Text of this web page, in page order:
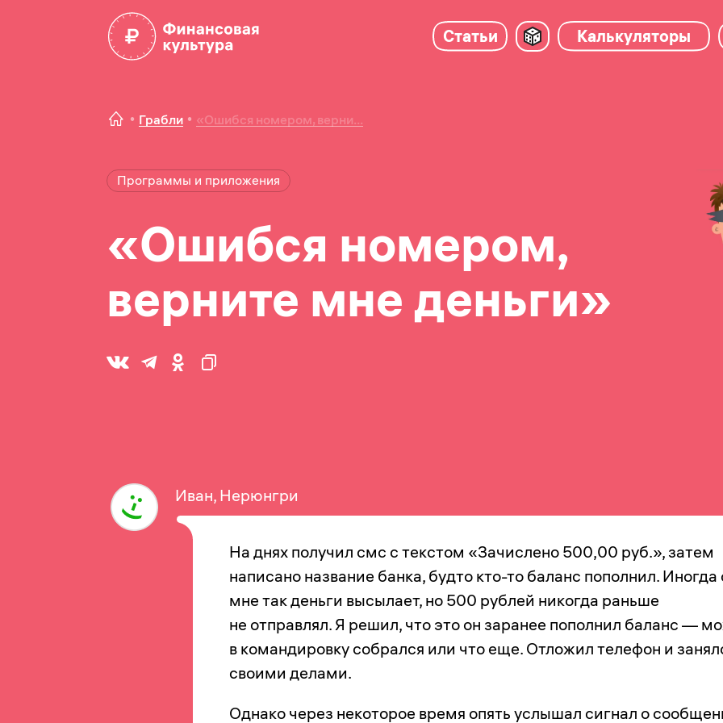
Статьи Калькуляторы
Грабли «Ошибся номером, верни...
Программы и приложения
«Ошибся номером,
верните мне деньги»
Иван, Нерюнгри
На днях получил смс с текстом «Зачислено 500,00 руб.», затем
написано название банка, будто кто-то баланс пополнил. Иногда
мне так деньги высылает, но 500 рублей никогда раньше
не отправлял. Я решил, что это он заранее пополнил баланс —
в командировку собрался или что еще. Отложил телефон и
своими делами.
Однако через некоторое время опять услышал сигнал о